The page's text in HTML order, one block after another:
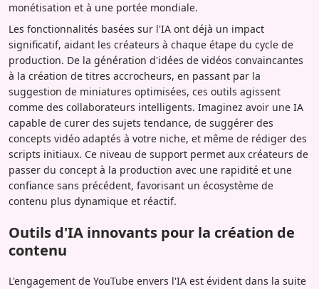
monétisation et à une portée mondiale.
Les fonctionnalités basées sur l'IA ont déjà un impact
significatif, aidant les créateurs à chaque étape du cycle de
production. De la génération d'idées de vidéos convaincantes
à la création de titres accrocheurs, en passant par la
suggestion de miniatures optimisées, ces outils agissent
comme des collaborateurs intelligents. Imaginez avoir une IA
capable de curer des sujets tendance, de suggérer des
concepts vidéo adaptés à votre niche, et même de rédiger des
scripts initiaux. Ce niveau de support permet aux créateurs de
passer du concept à la production avec une rapidité et une
confiance sans précédent, favorisant un écosystème de
contenu plus dynamique et réactif.
Outils d'IA innovants pour la création de
contenu
L'engagement de YouTube envers l'IA est évident dans la suite